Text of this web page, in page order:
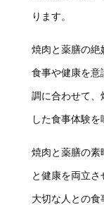
ります。
焼肉と薬膳の絶
食事や健康を意
調に合わせて、
した食事体験を
焼肉と薬膳の素
と健康を両立さ
大切な人との